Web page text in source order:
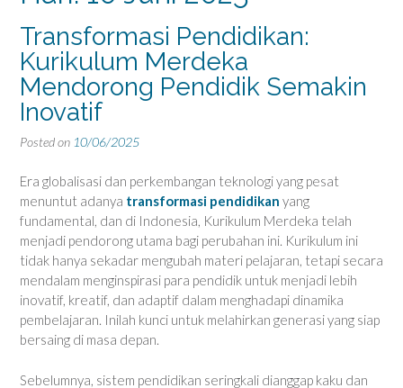
Transformasi Pendidikan:
Kurikulum Merdeka
Mendorong Pendidik Semakin
Inovatif
Posted on 10/06/2025
Era globalisasi dan perkembangan teknologi yang pesat
menuntut adanya transformasi pendidikan yang
fundamental, dan di Indonesia, Kurikulum Merdeka telah
menjadi pendorong utama bagi perubahan ini. Kurikulum ini
tidak hanya sekadar mengubah materi pelajaran, tetapi secara
mendalam menginspirasi para pendidik untuk menjadi lebih
inovatif, kreatif, dan adaptif dalam menghadapi dinamika
pembelajaran. Inilah kunci untuk melahirkan generasi yang siap
bersaing di masa depan.
Sebelumnya, sistem pendidikan seringkali dianggap kaku dan